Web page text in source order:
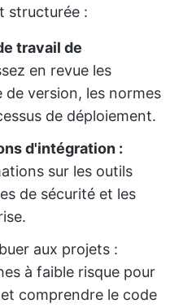
structurée :
travail de
en revue les
version, les normes
de déploiement.
d'intégration :
sur les outils
de sécurité et les
aux projets :
à faible risque pour
comprendre le code